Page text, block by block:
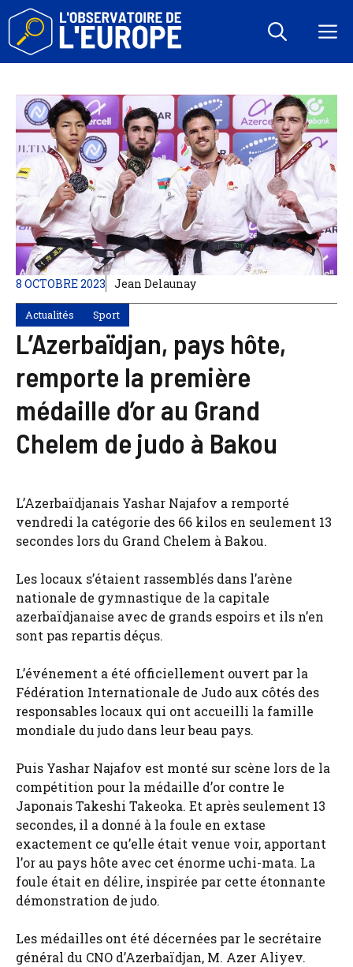
Aller
contenu
8 OCTOBRE 2023 Jean Delaunay
Actualités Sport
L’Azerbaïdjan, pays hôte,
remporte la première
médaille d’or au Grand
Chelem de judo à Bakou
L’Azerbaïdjanais Yashar Najafov a remporté
vendredi la catégorie des 66 kilos en seulement 13
secondes lors du Grand Chelem à Bakou.
Les locaux s’étaient rassemblés dans l’arène
nationale de gymnastique de la capitale
azerbaïdjanaise avec de grands espoirs et ils n’en
sont pas repartis déçus.
L’événement a été officiellement ouvert par la
Fédération Internationale de Judo aux côtés des
responsables locaux qui ont accueilli la famille
mondiale du judo dans leur beau pays.
Puis Yashar Najafov est monté sur scène lors de la
compétition pour la médaille d’or contre le
Japonais Takeshi Takeoka. Et après seulement 13
secondes, il a donné à la foule en extase
exactement ce qu’elle était venue voir, apportant
l’or au pays hôte avec cet énorme uchi-mata. La
foule était en délire, inspirée par cette étonnante
démonstration de judo.
Les médailles ont été décernées par le secrétaire
général du CNO d’Azerbaïdjan, M. Azer Aliyev.